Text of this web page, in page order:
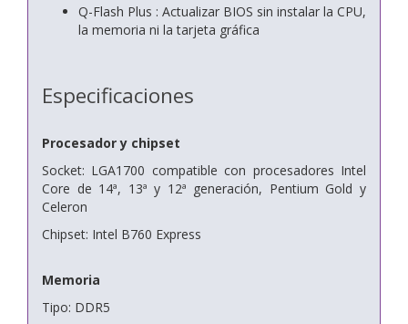
Q-Flash Plus : Actualizar BIOS sin instalar la CPU,
la memoria ni la tarjeta gráfica
Especificaciones
Procesador y chipset
Socket: LGA1700 compatible con procesadores Intel
Core de 14ª, 13ª y 12ª generación, Pentium Gold y
Celeron
Chipset: Intel B760 Express
Memoria
Tipo: DDR5